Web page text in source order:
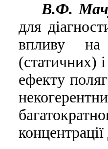
В.Ф.
для
впливу на
(статичних)
ефекту